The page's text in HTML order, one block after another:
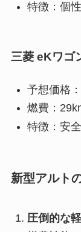
特徴：個
三菱 eKワゴ
予想価格
燃費：
特徴：安
新型アルト
圧倒的な